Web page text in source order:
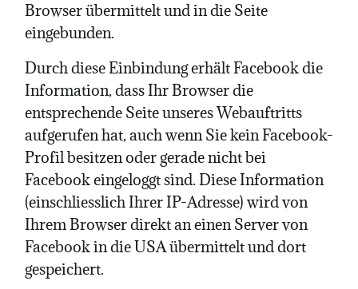
Browser übermittelt und in die Seite
eingebunden.
Durch diese Einbindung erhält Facebook die
Information, dass Ihr Browser die
entsprechende Seite unseres Webauftritts
aufgerufen hat, auch wenn Sie kein Facebook-
Profil besitzen oder gerade nicht bei
Facebook eingeloggt sind. Diese Information
(einschliesslich Ihrer IP-Adresse) wird von
Ihrem Browser direkt an einen Server von
Facebook in die USA übermittelt und dort
gespeichert.